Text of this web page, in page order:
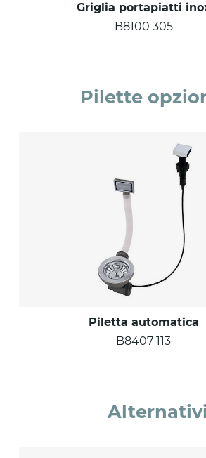
Griglia portapiatti
B8100 305
Pilette
Piletta automatica
B8407 113